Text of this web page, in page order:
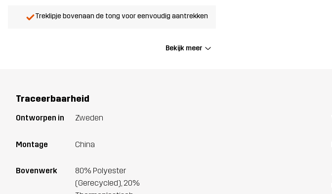
Treklipje bovenaan de tong voor eenvoudig aantrekken
Bekijk meer
Traceerbaarheid
Ontworpen in Zweden
Montage China
Bovenwerk
80% Polyester
(Gerecycled), 20%